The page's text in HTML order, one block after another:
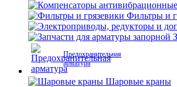
Фильтры и
Предохранительная
арматура
Шаровые краны